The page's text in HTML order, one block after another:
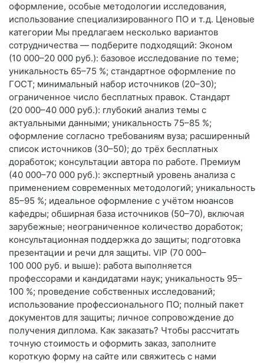
оформление, особые методологии исследования,
использование специализированного ПО и т. д. Ценовые
категории Мы предлагаем несколько вариантов
сотрудничества — подберите подходящий: Эконом
(10 000–20 000 руб.): базовое исследование по теме;
уникальность 65–75 %; стандартное оформление по
ГОСТ; минимальный набор источников (20–30);
ограниченное число бесплатных правок. Стандарт
(20 000–40 000 руб.): глубокий анализ темы с
актуальными данными; уникальность 75–85 %;
оформление согласно требованиям вуза; расширенный
список источников (30–50); до трёх бесплатных
доработок; консультации автора по работе. Премиум
(40 000–70 000 руб.): экспертный уровень анализа с
применением современных методологий; уникальность
85–95 %; идеальное оформление с учётом нюансов
кафедры; обширная база источников (50–70), включая
зарубежные; неограниченное количество доработок;
консультационная поддержка до защиты; подготовка
презентации и речи для защиты. VIP (70 000–
100 000 руб. и выше): работа выполняется
профессорами и кандидатами наук; уникальность 95–
100 %; проведение собственных исследований;
использование профессионального ПО; полный пакет
документов для защиты; личное сопровождение до
получения диплома. Как заказать? Чтобы рассчитать
точную стоимость и оформить заказ, заполните
короткую форму на сайте или свяжитесь с нами